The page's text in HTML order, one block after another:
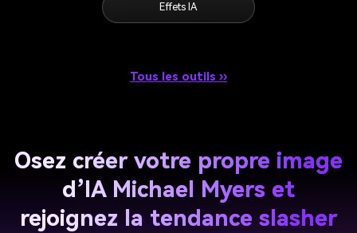
Effets IA
Tous les outils ››
Osez créer votre propre image
d’IA Michael Myers et
rejoignez la tendance slasher